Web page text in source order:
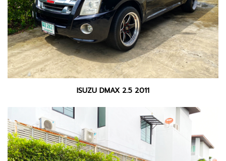
ISUZU DMAX 2.5 2011